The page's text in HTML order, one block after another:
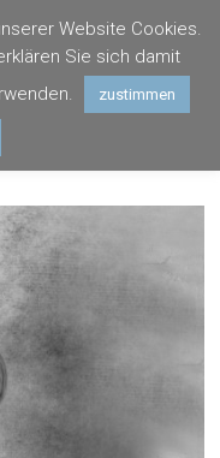
Website Cookies.
Sie sich damit
zustimmen